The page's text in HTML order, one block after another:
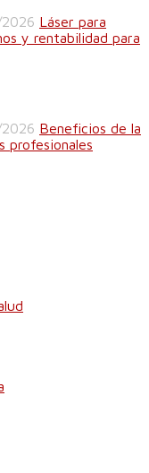
Láser para
y rentabilidad para
Beneficios de la
profesionales